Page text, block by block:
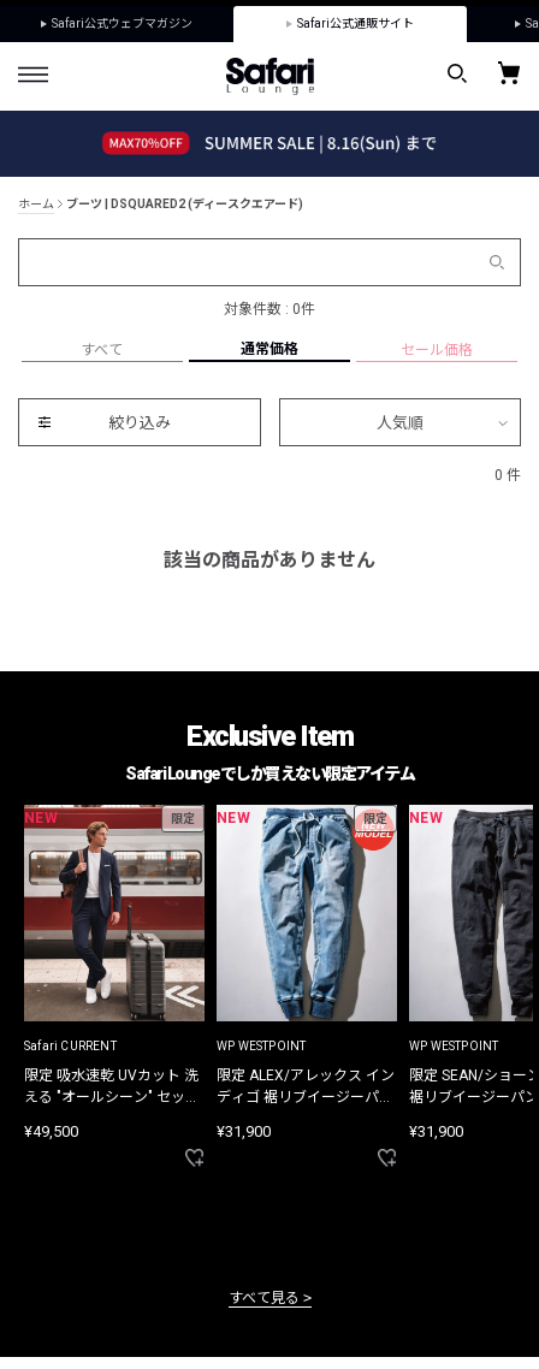
Safari公式ウェブマガジン Safari公式通販サイト
ホーム ブーツ | DSQUARED2 (ディースクエアード)
対象件数 : 0件
すべて 通常価格 セール価格
絞り込み 人気順
0 件
該当の商品がありません
Exclusive Item
Safari Loungeでしか買えない限定アイテム
NEW 限定
Safari CURRENT
限定 吸水速乾 UVカット 洗
える "オールシーン" セット
¥49,500
NEW 限定
WP WESTPOINT
限定 ALEX/アレックス イン
ディゴ 裾リブイージーパン
¥31,900
NEW
WP WESTPOINT
限定 SEAN/ショー
裾リブイージーパ
¥31,900
すべて見る